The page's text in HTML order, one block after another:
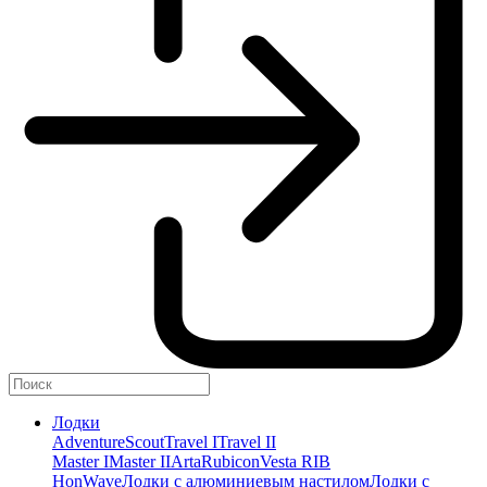
Лодки
AdventureScoutTravel ITravel II
Master IMaster IIArtaRubiconVesta RIB
HonWaveЛодки с алюминиевым настиломЛодки с